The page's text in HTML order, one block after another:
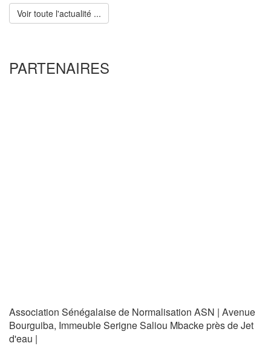
Voir toute l'actualité ...
PARTENAIRES
Association Sénégalaise de Normalisation ASN | Avenue
Bourguiba, Immeuble Serigne Saliou Mbacke près de Jet
d'eau |